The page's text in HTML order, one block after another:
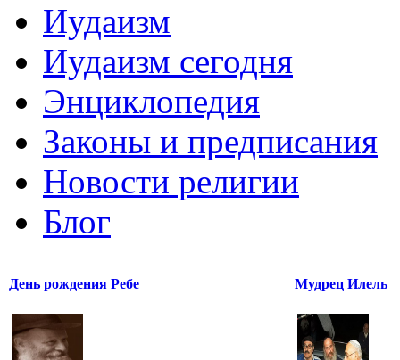
Иудаизм
Иудаизм сегодня
Энциклопедия
Законы и предписания
Новости религии
Блог
День рождения Ребе Мудрец Илель